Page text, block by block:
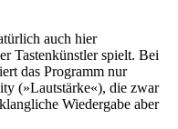
auch hier
Tastenkünstler spielt. Bei
das Programm nur
(»Lautstärke«), die zwar
Wiedergabe aber